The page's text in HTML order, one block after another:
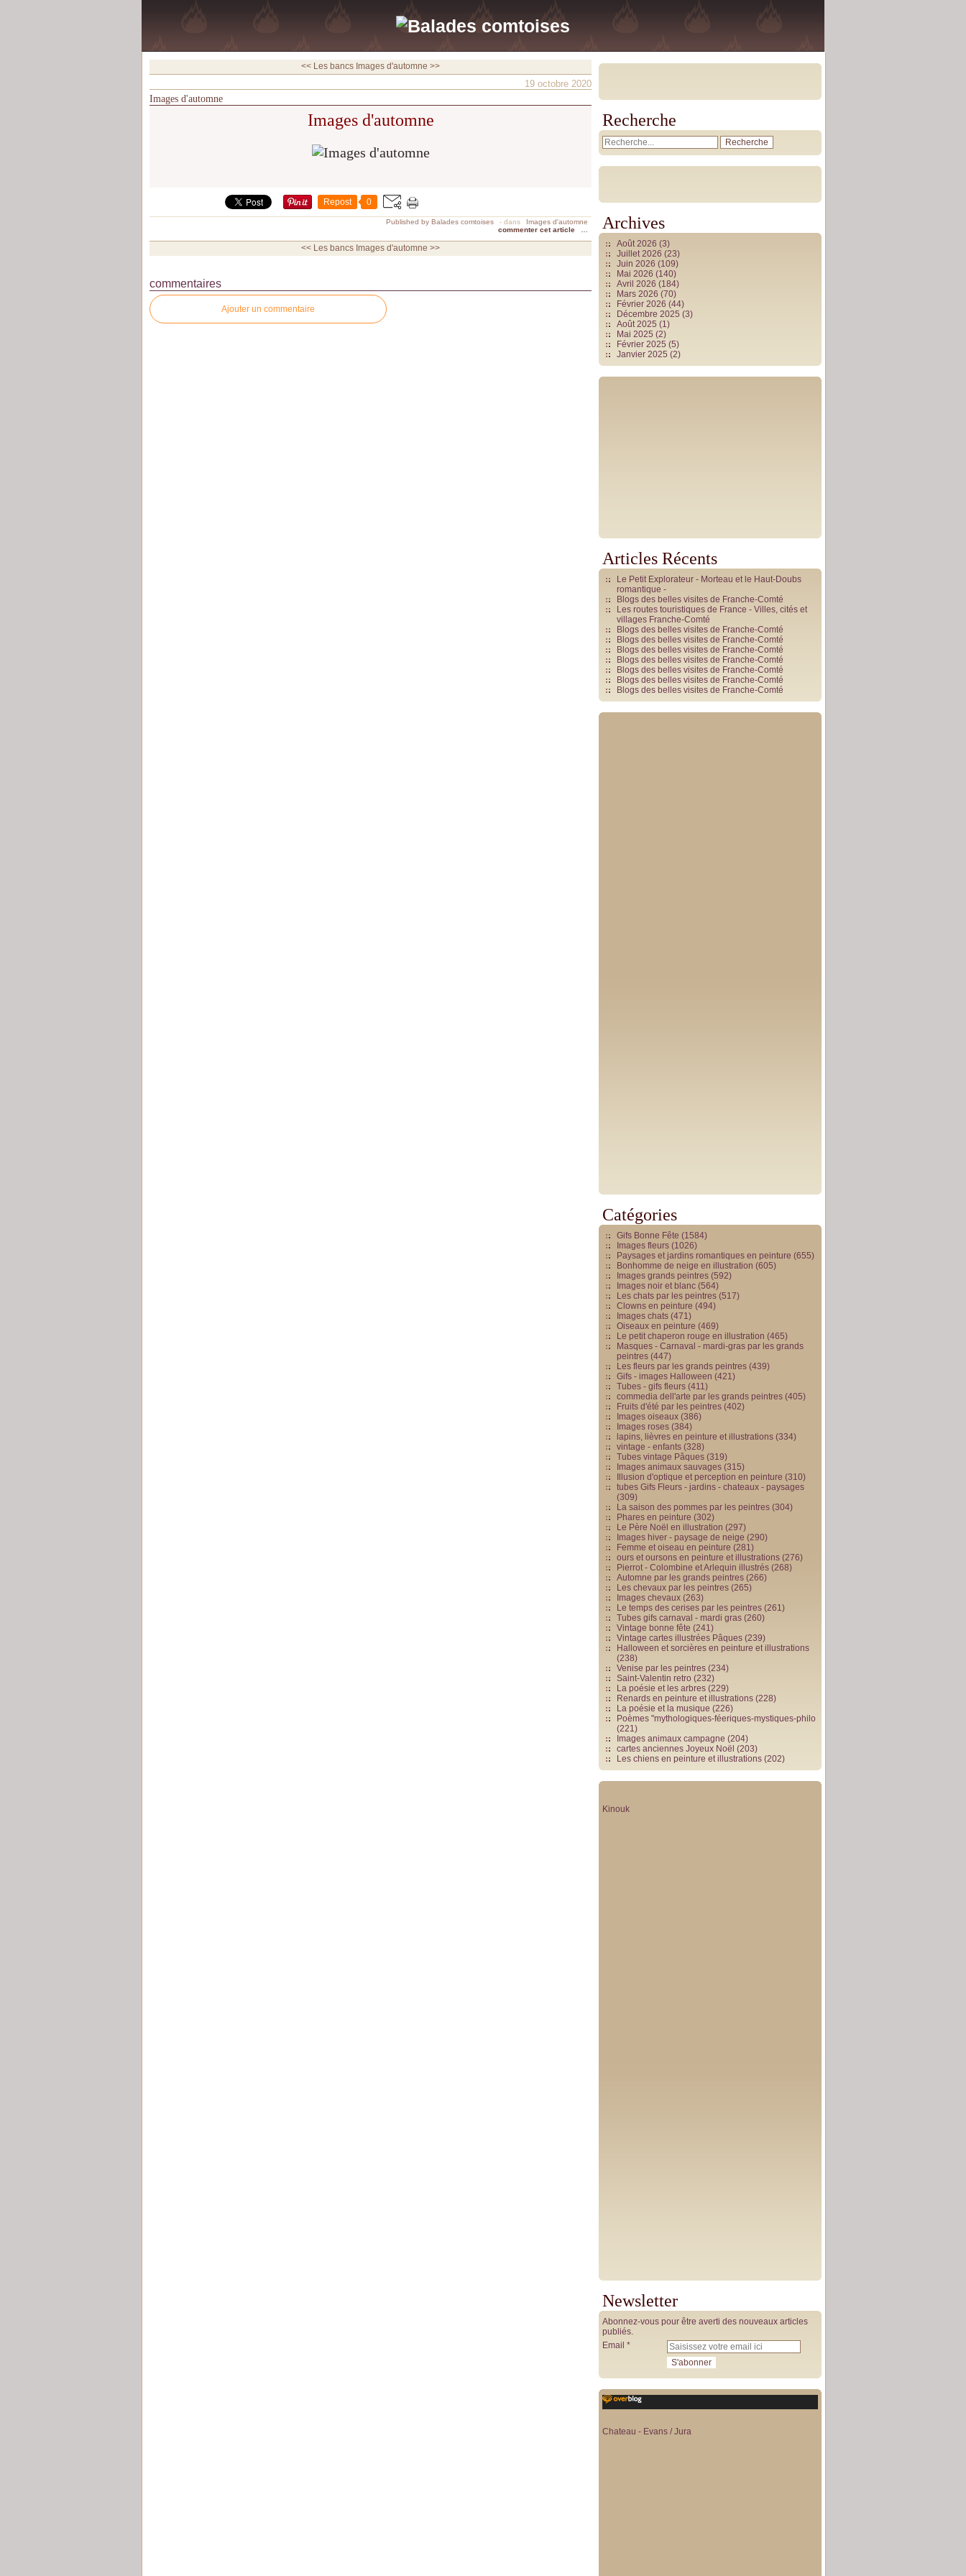
<< Les bancs Images d'automne >>
19 octobre 2020
Images d'automne
Images d'automne
Repost 0
Published by Balades comtoises - dans
Images d'automne
commenter cet article
<< Les bancs Images d'automne >>
commentaires
Ajouter un commentaire
Recherche
Archives
Août 2026 (3)
Juillet 2026 (23)
Juin 2026 (109)
Mai 2026 (140)
Avril 2026 (184)
Mars 2026 (70)
Février 2026 (44)
Décembre 2025 (3)
Août 2025 (1)
Mai 2025 (2)
Février 2025 (5)
Janvier 2025 (2)
Articles Récents
Le Petit Explorateur - Morteau et le Haut-Doubs
romantique -
Blogs des belles visites de Franche-Comté
Les routes touristiques de France - Villes, cités et
villages Franche-Comté
Blogs des belles visites de Franche-Comté
Blogs des belles visites de Franche-Comté
Blogs des belles visites de Franche-Comté
Blogs des belles visites de Franche-Comté
Blogs des belles visites de Franche-Comté
Blogs des belles visites de Franche-Comté
Blogs des belles visites de Franche-Comté
Catégories
Gifs Bonne Fête (1584)
Images fleurs (1026)
Paysages et jardins romantiques en peinture (655)
Bonhomme de neige en illustration (605)
Images grands peintres (592)
Images noir et blanc (564)
Les chats par les peintres (517)
Clowns en peinture (494)
Images chats (471)
Oiseaux en peinture (469)
Le petit chaperon rouge en illustration (465)
Masques - Carnaval - mardi-gras par les grands
peintres (447)
Les fleurs par les grands peintres (439)
Gifs - images Halloween (421)
Tubes - gifs fleurs (411)
commedia dell'arte par les grands peintres (405)
Fruits d'été par les peintres (402)
Images oiseaux (386)
Images roses (384)
lapins, lièvres en peinture et illustrations (334)
vintage - enfants (328)
Tubes vintage Pâques (319)
Images animaux sauvages (315)
Illusion d'optique et perception en peinture (310)
tubes Gifs Fleurs - jardins - chateaux - paysages
(309)
La saison des pommes par les peintres (304)
Phares en peinture (302)
Le Père Noël en illustration (297)
Images hiver - paysage de neige (290)
Femme et oiseau en peinture (281)
ours et oursons en peinture et illustrations (276)
Pierrot - Colombine et Arlequin illustrés (268)
Automne par les grands peintres (266)
Les chevaux par les peintres (265)
Images chevaux (263)
Le temps des cerises par les peintres (261)
Tubes gifs carnaval - mardi gras (260)
Vintage bonne fête (241)
Vintage cartes illustrées Pâques (239)
Halloween et sorcières en peinture et illustrations
(238)
Venise par les peintres (234)
Saint-Valentin retro (232)
La poésie et les arbres (229)
Renards en peinture et illustrations (228)
La poésie et la musique (226)
Poèmes "mythologiques-féeriques-mystiques-philo
(221)
Images animaux campagne (204)
cartes anciennes Joyeux Noël (203)
Les chiens en peinture et illustrations (202)
Kinouk
Newsletter
Abonnez-vous pour être averti des nouveaux articles
publiés.
Email
Chateau - Evans / Jura